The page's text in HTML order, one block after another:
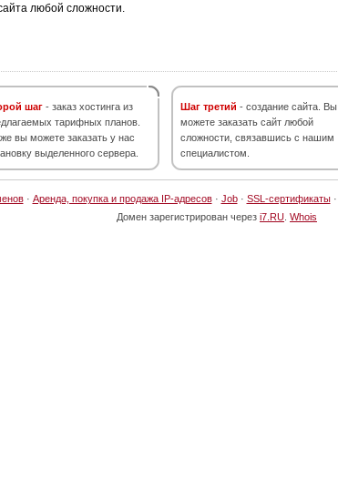
любой сложности.
шаг - заказ хостинга из
тарифных планов.
вы можете заказать у нас
выделенного сервера.
Шаг третий - создание сайта. Вы
можете заказать сайт любой
сложности, связавшись с нашим
специалистом.
· Аренда, покупка и продажа IP-адресов· Job· SSL-сертификаты·
Домен зарегистрирован через i7.RU Whois